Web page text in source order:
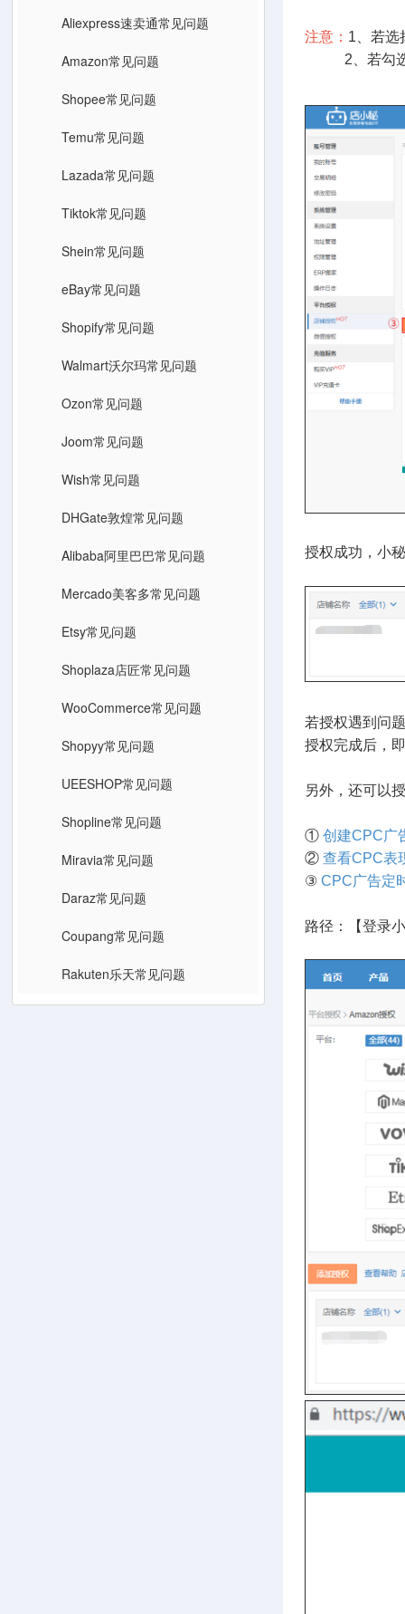
Aliexpress速卖通常见问题
Amazon常见问题
Shopee常见问题
Temu常见问题
Lazada常见问题
Tiktok常见问题
Shein常见问题
eBay常见问题
Shopify常见问题
Walmart沃尔玛常见问题
Ozon常见问题
Joom常见问题
Wish常见问题
DHGate敦煌常见问题
Alibaba阿里巴巴常见问题
Mercado美客多常见问题
Etsy常见问题
Shoplaza店匠常见问题
WooCommerce常见问题
Shopyy常见问题
UEESHOP常见问题
Shopline常见问题
Miravia常见问题
Daraz常见问题
Coupang常见问题
Rakuten乐天常见问题
注意： 1、若选
2、若勾选两
授权成功，小
若授权遇到问
授权完成后，
另外，还可以
① 创建CPC广
② 查看CPC表
③ CPC广告定
路径：【登录